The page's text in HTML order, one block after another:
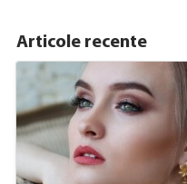
Articole recente